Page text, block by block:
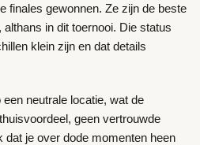
finales gewonnen. Ze zijn de beste
in dit toernooi. Die status
klein zijn en dat details
neutrale locatie, wat de
geen vertrouwde
dat je over dode momenten heen